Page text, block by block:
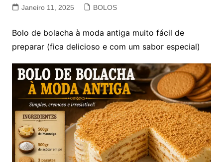
Janeiro 11, 2025 BOLOS
Bolo de bolacha à moda antiga muito fácil de
preparar (fica delicioso e com um sabor especial)